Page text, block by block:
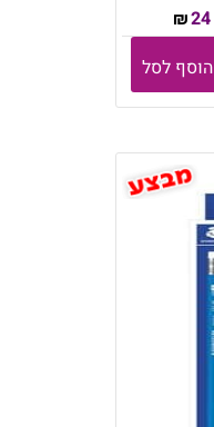
₪24
הוסף לסל